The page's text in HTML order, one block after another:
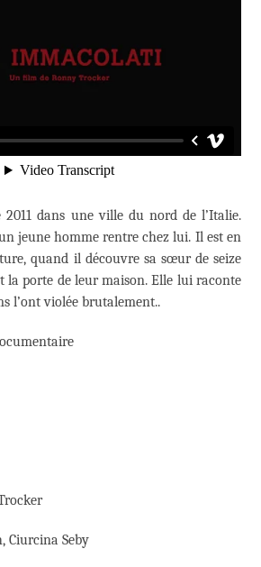
2011 dans une ville du nord de l’Italie.
jeune homme rentre chez lui. Il est en
quand il découvre sa sœur de seize
la porte de leur maison. Elle lui raconte
l’ont violée brutalement..
Ciurcina Seby